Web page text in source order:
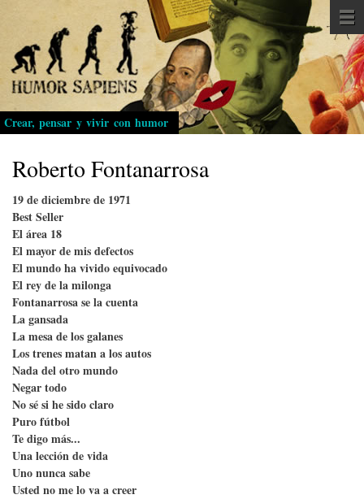
Pasar
al
contenido
principal
Crear, pensar y vivir con humor
Roberto Fontanarrosa
19 de diciembre de 1971
Best Seller
El área 18
El mayor de mis defectos
El mundo ha vivido equivocado
El rey de la milonga
Fontanarrosa se la cuenta
La gansada
La mesa de los galanes
Los trenes matan a los autos
Nada del otro mundo
Negar todo
No sé si he sido claro
Puro fútbol
Te digo más...
Una lección de vida
Uno nunca sabe
Usted no me lo va a creer